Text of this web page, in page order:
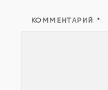
КОММЕНТАРИЙ *